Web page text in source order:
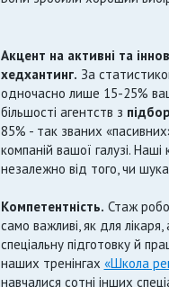
Акцент на активні та
хедхантинг. За
одночасно лише 15-25%
більшості агентств з
85% - так званих
компаній вашої галузі.
незалежно від того, чи
Компетентність. Стаж
само важливі, як для
спеціальну підготовку й
наших тренінгах «Школа
навчалися сотні інших